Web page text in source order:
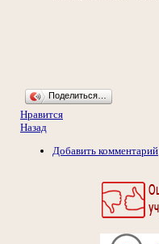
Поделиться…
Нравится
Назад
Добавить комментарий